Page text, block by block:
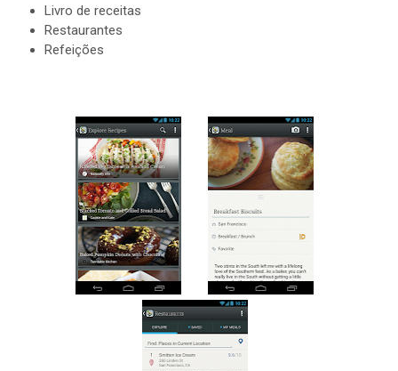
Livro de receitas
Restaurantes
Refeições